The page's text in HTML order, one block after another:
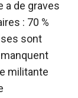
a de graves
: 70 %
sont
militante